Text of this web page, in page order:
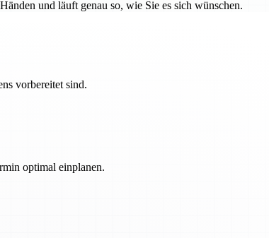
und läuft genau so, wie Sie es sich wünschen.
vorbereitet sind.
optimal einplanen.